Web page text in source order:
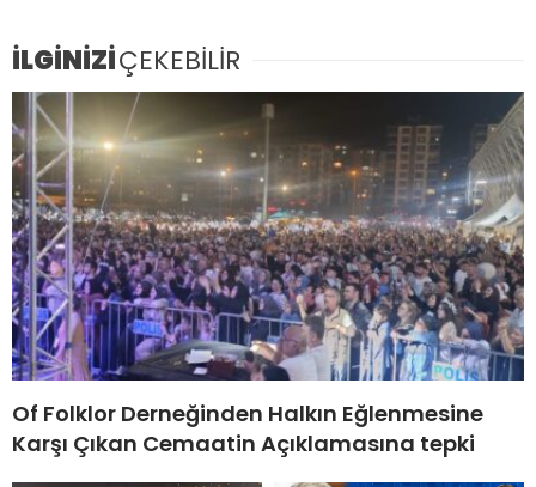
İLGİNİZİÇEKEBİLİR
Of Folklor Derneğinden Halkın Eğlenmesine
Karşı Çıkan Cemaatin Açıklamasına tepki